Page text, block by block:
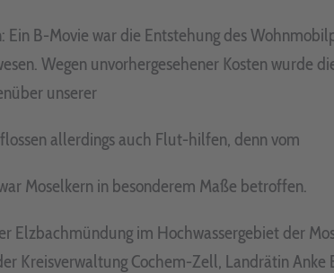
B-Movie war die Entstehung des
Wegen unvorhergesehener Kosten wurde
unserer
allerdings auch Flut-hilfen, denn vom
Moselkern in besonderem Maße betroffen.
Elzbachmündung im Hochwassergebiet der
Kreisverwaltung Cochem-Zell, Landrätin Anke